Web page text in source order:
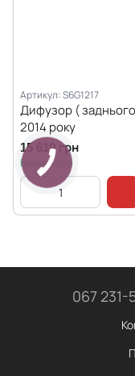
Артикул: S6G1217
Дифузор (
2014 року
15 610 грн
В наявності
067 231-